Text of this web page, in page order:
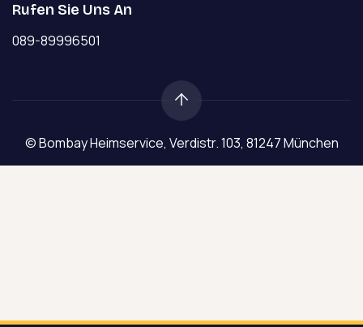
Rufen Sie Uns An
089-89996501
© Bombay Heimservice, Verdistr. 103, 81247 München